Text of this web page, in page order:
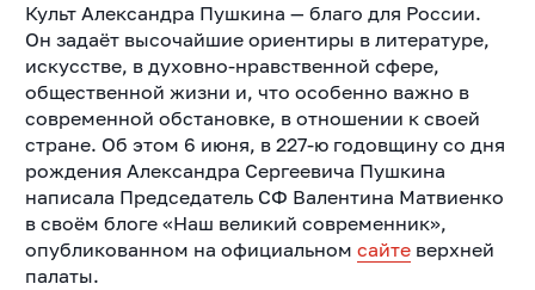
Культ Александра Пушкина — благо для России.
Он задаёт высочайшие ориентиры в литературе,
искусстве, в духовно-нравственной сфере,
общественной жизни и, что особенно важно в
современной обстановке, в отношении к своей
стране. Об этом 6 июня, в 227-ю годовщину со дня
рождения Александра Сергеевича Пушкина
написала Председатель СФ Валентина Матвиенко
в своём блоге «Наш великий современник»,
опубликованном на официальном сайтеверхней
палаты.